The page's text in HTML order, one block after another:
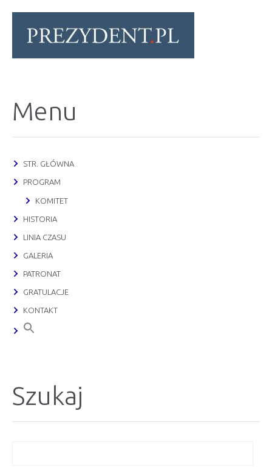
Menu
STR. GŁÓWNA
PROGRAM
KOMITET
HISTORIA
LINIA CZASU
GALERIA
PATRONAT
GRATULACJE
KONTAKT
Szukaj